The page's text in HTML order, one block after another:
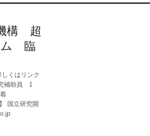
構 超
ム 臨
くはリンク
補助員 1
国立研究開